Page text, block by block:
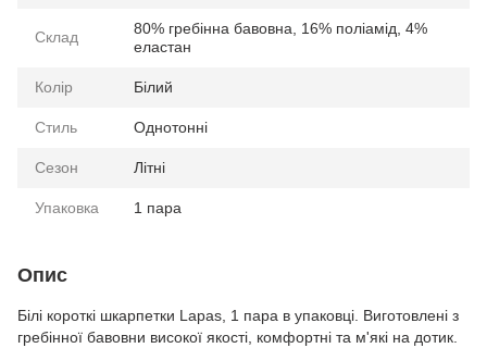
Склад
80% гребінна бавовна, 16% поліамід, 4%
еластан
Колір Білий
Стиль Однотонні
Сезон Літні
Упаковка 1 пара
Опис
Білі короткі шкарпетки Lapas, 1 пара в упаковці. Виготовлені з
гребінної бавовни високої якості, комфортні та м'які на дотик.